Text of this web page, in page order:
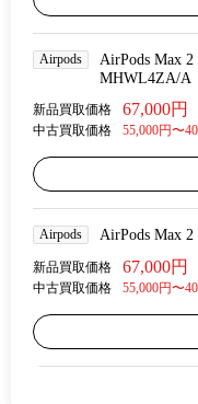
Airpods
AirPods Max
MHWL4ZA/A
新品買取価格 67,000円
中古買取価格 55,000円〜
Airpods AirPods Max
新品買取価格 67,000円
中古買取価格 55,000円〜